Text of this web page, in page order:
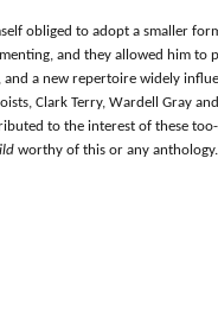
obliged to adopt a smaller
and they allowed him to
a new repertoire widely
Clark Terry, Wardell Gray
to the interest of these too-
worthy of this or any